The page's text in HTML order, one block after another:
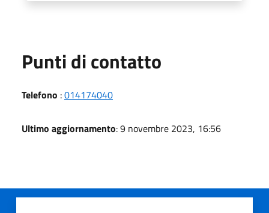
Punti di contatto
Telefono :014174040
Ultimo aggiornamento: 9 novembre 2023, 16:56